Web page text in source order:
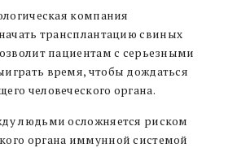
компания
трансплантацию свиных
пациентам с серьезными
время, чтобы дождаться
человеческого органа.
людьми осложняется риском
органа иммунной системой